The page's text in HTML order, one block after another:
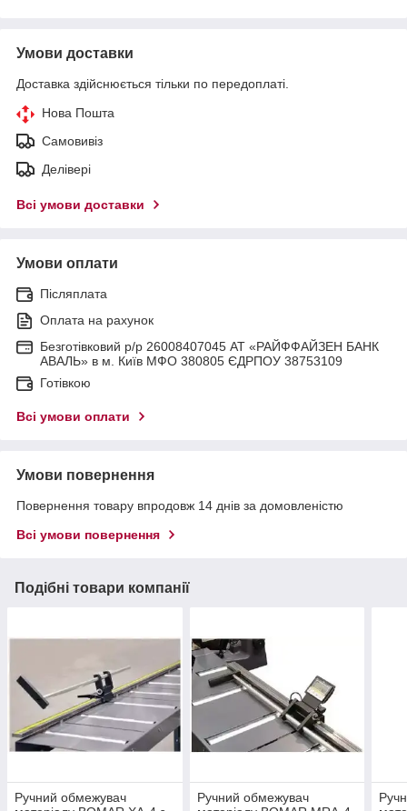
Умови доставки
Доставка здійснюється тільки по передоплаті.
Нова Пошта
Самовивіз
Делівері
Всі умови доставки
Умови оплати
Післяплата
Оплата на рахунок
Безготівковий р/р 26008407045 АТ «РАЙФФАЙЗЕН БАНК
АВАЛЬ» в м. Київ МФО 380805 ЄДРПОУ 38753109
Готівкою
Всі умови оплати
Умови повернення
Повернення товару впродовж 14 днів за домовленістю
Всі умови повернення
Подібні товари компанії
Ручний обмежувач
Ручний обмежувач